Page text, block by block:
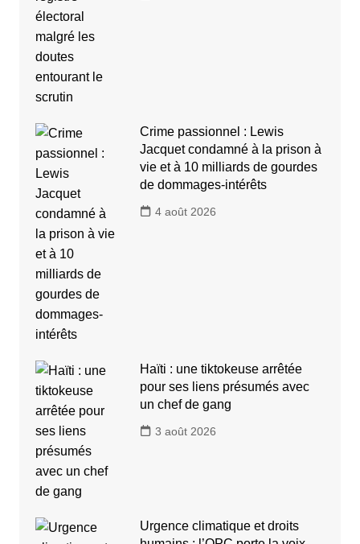
Crime passionnel : Lewis
Jacquet condamné à la prison à
vie et à 10 milliards de gourdes
de dommages-intérêts
4 août 2026
Haïti : une tiktokeuse arrêtée
pour ses liens présumés avec
un chef de gang
3 août 2026
Urgence climatique et droits